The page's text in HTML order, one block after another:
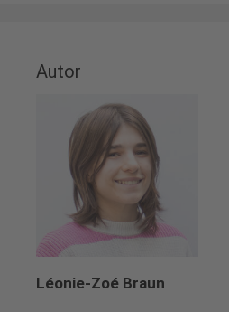
Autor
Léonie-Zoé Braun